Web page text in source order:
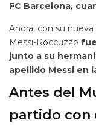
FC Barcelona,
Ahora, con su
Messi-Roccuzzo
junto a su
apellido Messi en
Antes del
partido con